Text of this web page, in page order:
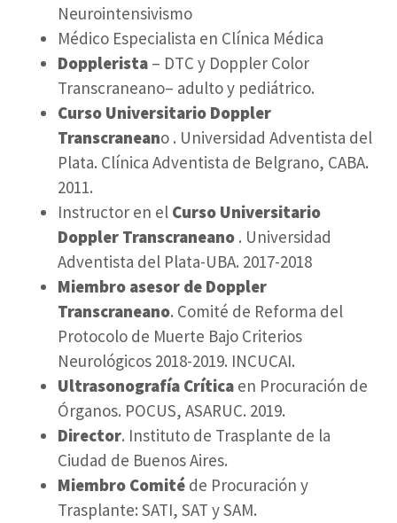
Neurointensivismo
Médico Especialista en Clínica Médica
Dopplerista – DTC y Doppler Color
Transcraneano– adulto y pediátrico.
Curso Universitario Doppler
Transcraneano . Universidad Adventista del
Plata. Clínica Adventista de Belgrano, CABA.
2011.
Instructor en el Curso Universitario
Doppler Transcraneano . Universidad
Adventista del Plata-UBA. 2017-2018
Miembro asesor de Doppler
Transcraneano. Comité de Reforma del
Protocolo de Muerte Bajo Criterios
Neurológicos 2018-2019. INCUCAI.
Ultrasonografía Crítica en Procuración de
Órganos. POCUS, ASARUC. 2019.
Director. Instituto de Trasplante de la
Ciudad de Buenos Aires.
Miembro Comité de Procuración y
Trasplante: SATI, SAT y SAM.